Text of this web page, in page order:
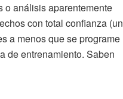
o análisis aparentemente
con total confianza (un
a menos que se programe
de entrenamiento. Saben